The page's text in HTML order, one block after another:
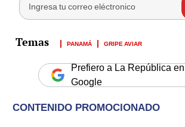
PANAMÁ GRIPE AVIAR
Prefiero a La República en
Google